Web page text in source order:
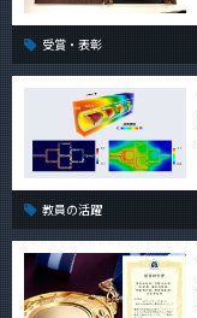
受賞・表彰
教員の活躍